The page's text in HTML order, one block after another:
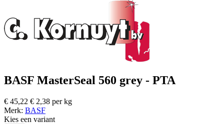
BASF MasterSeal 560 grey - PTA
€ 45,22 € 2,38 per kg
Merk: BASF
Kies een variant